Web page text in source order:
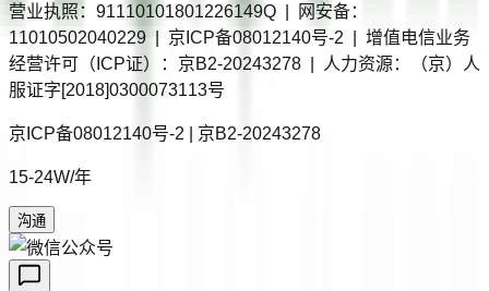
营业执照：91110101801226149Q | 网安备：
11010502040229 | 京ICP备08012140号-2 | 增值电信业务
经营许可（ICP证）：京B2-20243278 | 人力资源：（京）人
服证字[2018]0300073113号
京ICP备08012140号-2 | 京B2-20243278
15-24W/年
沟通